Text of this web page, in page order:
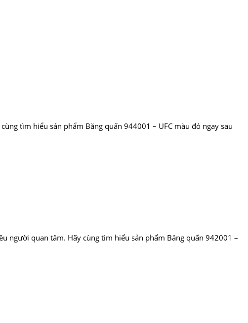
tìm hiểu sản phẩm Băng quấn 944001 – UFC màu đỏ ngay sau
người quan tâm. Hãy cùng tìm hiểu sản phẩm Băng quấn 942001 –